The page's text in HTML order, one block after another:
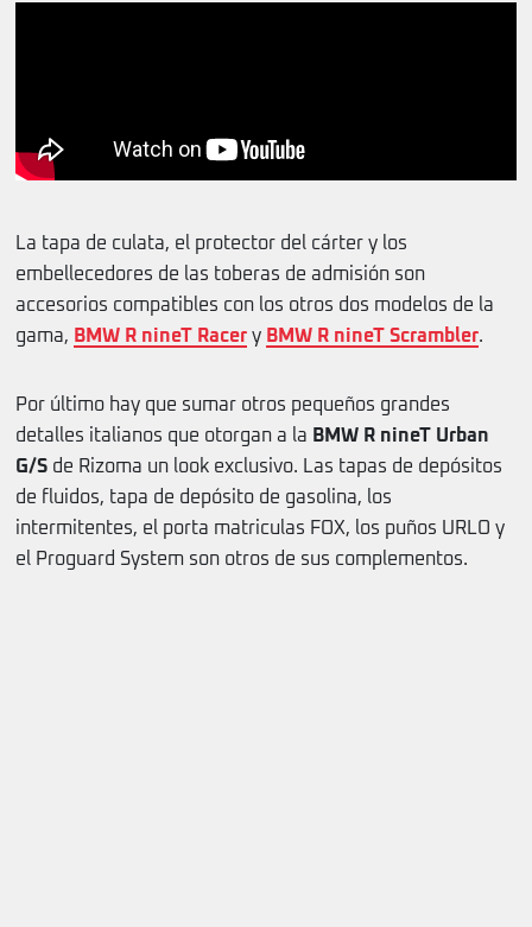
La tapa de culata, el protector del cárter y los
embellecedores de las toberas de admisión son
accesorios compatibles con los otros dos modelos de la
gama, BMW R nineT Racer y BMW R nineT Scrambler.
Por último hay que sumar otros pequeños grandes
detalles italianos que otorgan a la BMW R nineT Urban
G/S de Rizoma un look exclusivo. Las tapas de depósitos
de fluidos, tapa de depósito de gasolina, los
intermitentes, el porta matriculas FOX, los puños URLO y
el Proguard System son otros de sus complementos.